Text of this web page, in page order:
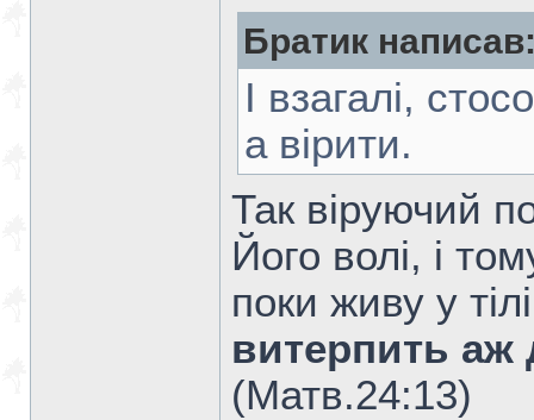
Братик
І взагалі,
а вірити.
Так віруючий
Його волі, і
поки живу у
витерпить аж
(Матв.24:13)